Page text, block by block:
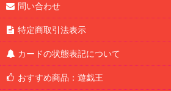
問い合わせ
特定商取引法表示
カードの状態表記について
おすすめ商品：遊戯王